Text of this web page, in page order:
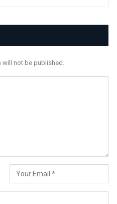
not be published.